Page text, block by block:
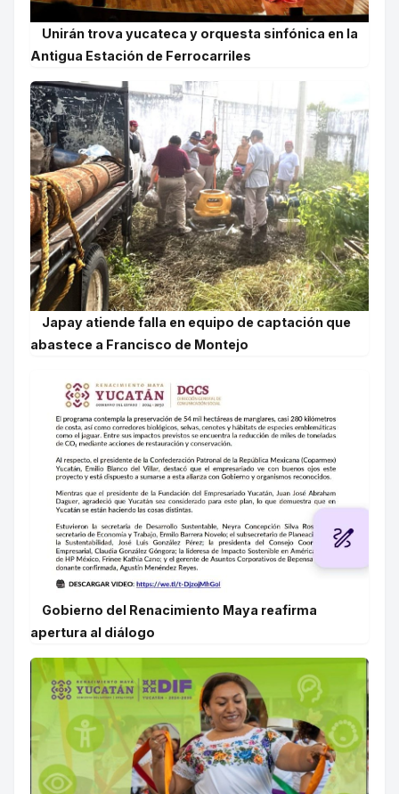
Unirán trova yucateca y orquesta sinfónica en la
Antigua Estación de Ferrocarriles
Japay atiende falla en equipo de captación que
abastece a Francisco de Montejo
Gobierno del Renacimiento Maya reafirma
apertura al diálogo